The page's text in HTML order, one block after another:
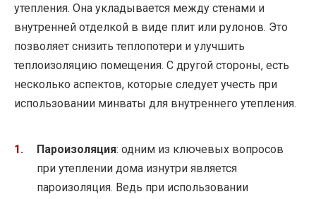
утепления. Она укладывается между стенами и
внутренней отделкой в виде плит или рулонов. Это
позволяет снизить теплопотери и улучшить
теплоизоляцию помещения. С другой стороны, есть
несколько аспектов, которые следует учесть при
использовании минваты для внутреннего утепления.
Пароизоляция: одним из ключевых вопросов
при утеплении дома изнутри является
пароизоляция. Ведь при использовании